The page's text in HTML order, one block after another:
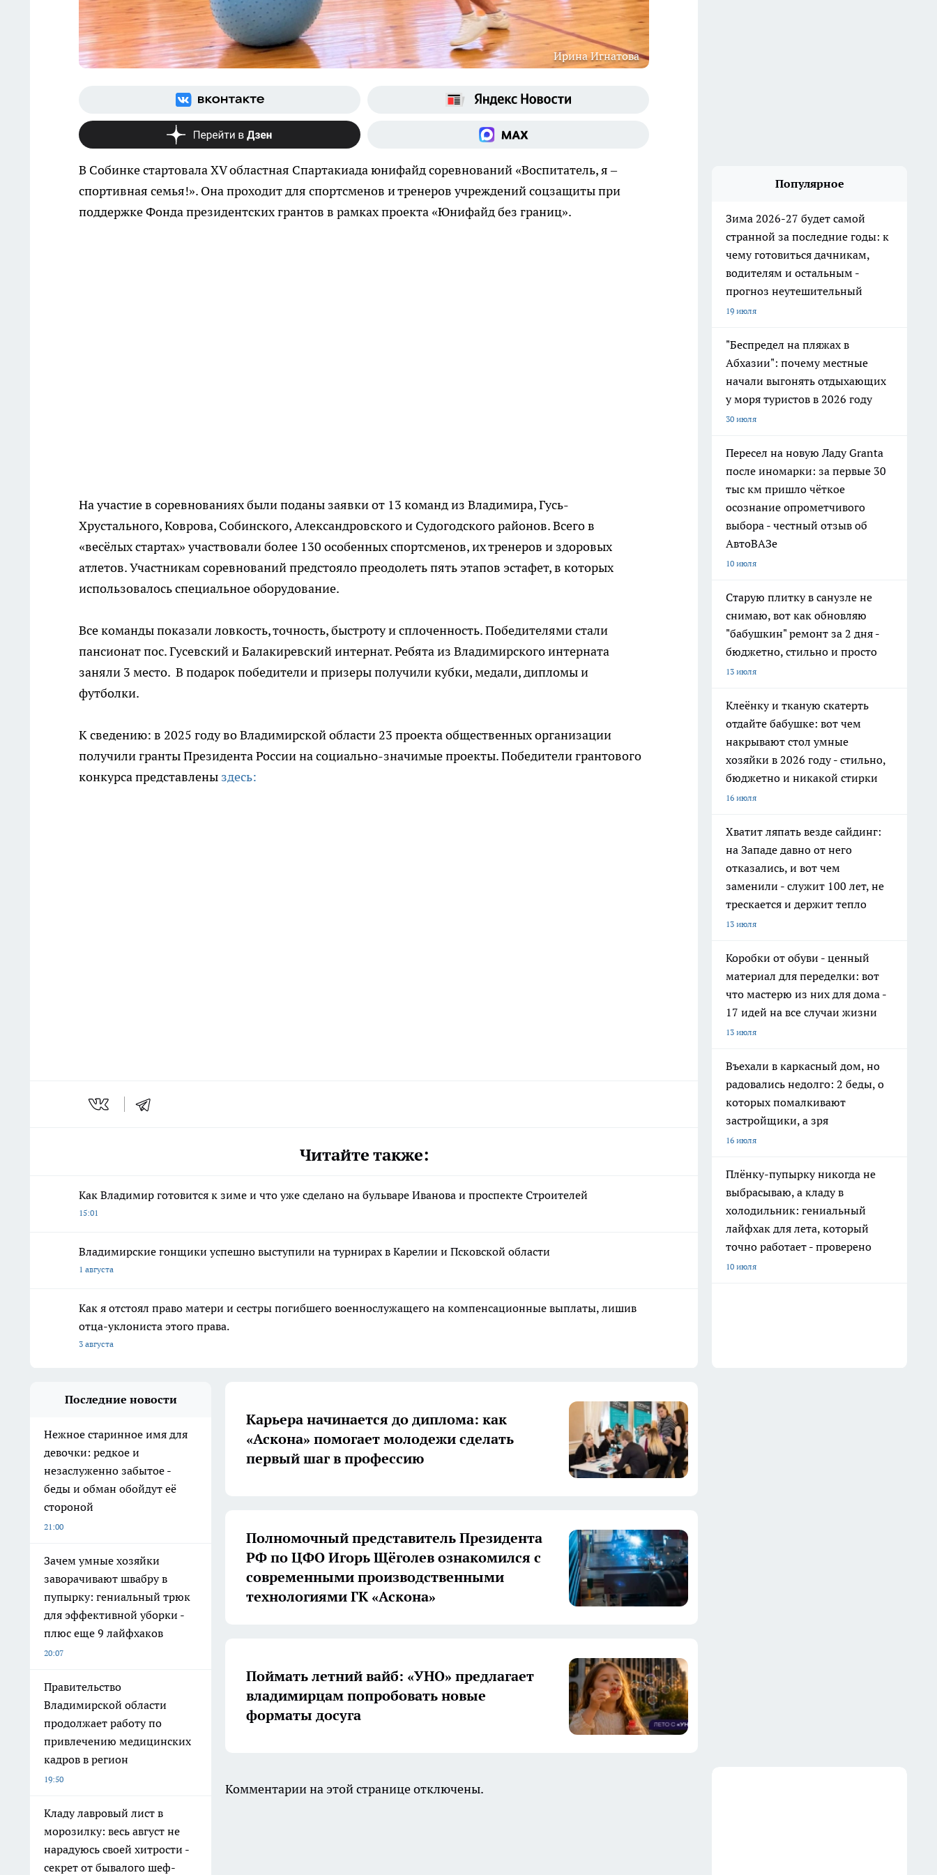
Ирина Игнатова
В Собинке стартовала XV областная Спартакиада юнифайд соревнований «Воспитатель, я –
спортивная семья!». Она проходит для спортсменов и тренеров учреждений соцзащиты при
поддержке Фонда президентских грантов в рамках проекта «Юнифайд без границ».
На участие в соревнованиях были поданы заявки от 13 команд из Владимира, Гусь-
Хрустального, Коврова, Собинского, Александровского и Судогодского районов. Всего в
«весёлых стартах» участвовали более 130 особенных спортсменов, их тренеров и здоровых
атлетов. Участникам соревнований предстояло преодолеть пять этапов эстафет, в которых
использовалось специальное оборудование.
Все команды показали ловкость, точность, быстроту и сплоченность. Победителями стали
пансионат пос. Гусевский и Балакиревский интернат. Ребята из Владимирского интерната
заняли 3 место. В подарок победители и призеры получили кубки, медали, дипломы и
футболки.
К сведению: в 2025 году во Владимирской области 23 проекта общественных организации
получили гранты Президента России на социально-значимые проекты. Победители грантового
конкурса представлены здесь:
Читайте также:
Как Владимир готовится к зиме и что уже сделано на бульваре Иванова и проспекте Строителей
15:01
Владимирские гонщики успешно выступили на турнирах в Карелии и Псковской области
1 августа
Как я отстоял право матери и сестры погибшего военнослужащего на компенсационные выплаты, лишив
отца-уклониста этого права.
3 августа
Популярное
Зима 2026-27 будет самой
странной за последние годы: к
чему готовиться дачникам,
водителям и остальным -
прогноз неутешительный
19 июля
"Беспредел на пляжах в
Абхазии": почему местные
начали выгонять отдыхающих
у моря туристов в 2026 году
30 июля
Пересел на новую Ладу Granta
после иномарки: за первые 30
тыс км пришло чёткое
осознание опрометчивого
выбора - честный отзыв об
АвтоВАЗе
10 июля
Старую плитку в санузле не
снимаю, вот как обновляю
"бабушкин" ремонт за 2 дня -
бюджетно, стильно и просто
13 июля
Клеёнку и тканую скатерть
отдайте бабушке: вот чем
накрывают стол умные
хозяйки в 2026 году - стильно,
бюджетно и никакой стирки
16 июля
Хватит ляпать везде сайдинг:
на Западе давно от него
отказались, и вот чем
заменили - служит 100 лет, не
трескается и держит тепло
13 июля
Коробки от обуви - ценный
материал для переделки: вот
что мастерю из них для дома -
17 идей на все случаи жизни
13 июля
Въехали в каркасный дом, но
радовались недолго: 2 беды, о
которых помалкивают
застройщики, а зря
16 июля
Плёнку-пупырку никогда не
выбрасываю, а кладу в
холодильник: гениальный
лайфхак для лета, который
точно работает - проверено
10 июля
Последние новости
Нежное старинное имя для
девочки: редкое и
незаслуженно забытое -
беды и обман обойдут её
стороной
21:00
Зачем умные хозяйки
заворачивают швабру в
пупырку: гениальный трюк
для эффективной уборки -
плюс еще 9 лайфхаков
20:07
Правительство
Владимирской области
продолжает работу по
привлечению медицинских
кадров в регион
19:50
Кладу лавровый лист в
морозилку: весь август не
нарадуюсь своей хитрости -
секрет от бывалого шеф-
Карьера начинается до диплома: как
«Аскона» помогает молодежи сделать
первый шаг в профессию
Полномочный представитель Президента
РФ по ЦФО Игорь Щёголев ознакомился с
современными производственными
технологиями ГК «Аскона»
Поймать летний вайб: «УНО» предлагает
владимирцам попробовать новые
форматы досуга
Комментарии на этой странице отключены.